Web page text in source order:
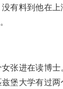
有料到他在
张进在读博
堡大学有过两